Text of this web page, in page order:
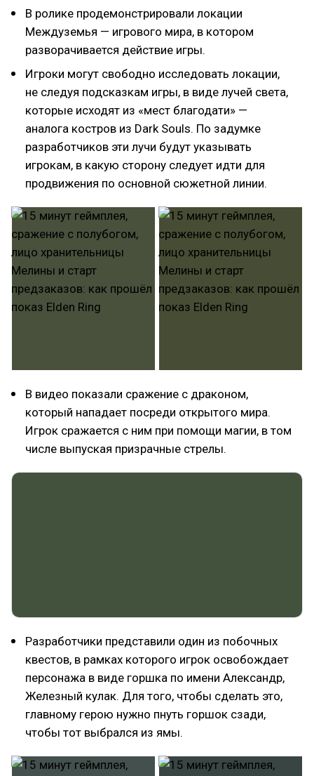
В ролике продемонстрировали локации
Междуземья — игрового мира, в котором
разворачивается действие игры.
Игроки могут свободно исследовать локации,
не следуя подсказкам игры, в виде лучей света,
которые исходят из «мест благодати» —
аналога костров из Dark Souls. По задумке
разработчиков эти лучи будут указывать
игрокам, в какую сторону следует идти для
продвижения по основной сюжетной линии.
В видео показали сражение с драконом,
который нападает посреди открытого мира.
Игрок сражается с ним при помощи магии, в том
числе выпуская призрачные стрелы.
Разработчики представили один из побочных
квестов, в рамках которого игрок освобождает
персонажа в виде горшка по имени Александр,
Железный кулак. Для того, чтобы сделать это,
главному герою нужно пнуть горшок сзади,
чтобы тот выбрался из ямы.